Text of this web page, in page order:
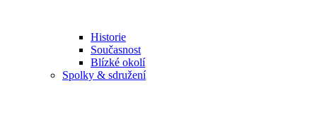
Historie
Současnost
Blízké okolí
Spolky & sdružení